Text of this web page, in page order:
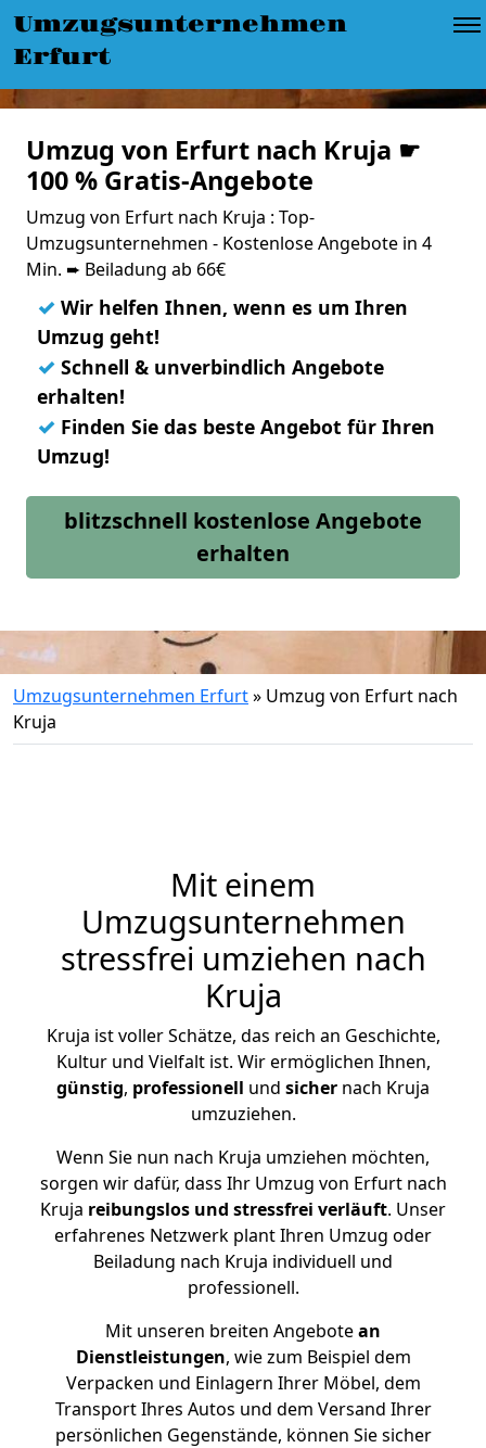
Umzugsunternehmen
Erfurt
Umzug von Erfurt nach Kruja ☛
100 % Gratis-Angebote
Umzug von Erfurt nach Kruja : Top-
Umzugsunternehmen - Kostenlose Angebote in 4
Min. ➨ Beiladung ab 66€
✓ Wir helfen Ihnen, wenn es um Ihren
Umzug geht!
✓ Schnell & unverbindlich Angebote
erhalten!
✓ Finden Sie das beste Angebot für Ihren
Umzug!
blitzschnell kostenlose Angebote
erhalten
Umzugsunternehmen Erfurt» Umzug von Erfurt nach
Kruja
Mit einem
Umzugsunternehmen
stressfrei umziehen nach
Kruja
Kruja ist voller Schätze, das reich an Geschichte,
Kultur und Vielfalt ist. Wir ermöglichen Ihnen,
günstig, professionell und sicher nach Kruja
umzuziehen.
Wenn Sie nun nach Kruja umziehen möchten,
sorgen wir dafür, dass Ihr Umzug von Erfurt nach
Kruja reibungslos und stressfrei verläuft. Unser
erfahrenes Netzwerk plant Ihren Umzug oder
Beiladung nach Kruja individuell und
professionell.
Mit unseren breiten Angebotean
Dienstleistungen, wie zum Beispiel dem
Verpacken und Einlagern Ihrer Möbel, dem
Transport Ihres Autos und dem Versand Ihrer
persönlichen Gegenstände, können Sie sicher